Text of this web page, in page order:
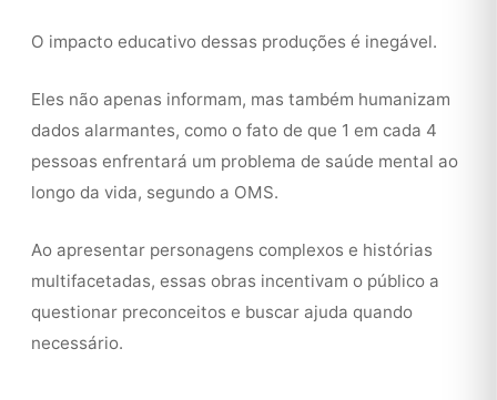
O impacto educativo dessas produções é inegável.
Eles não apenas informam, mas também humanizam
dados alarmantes, como o fato de que 1 em cada 4
pessoas enfrentará um problema de saúde mental ao
longo da vida, segundo a OMS.
Ao apresentar personagens complexos e histórias
multifacetadas, essas obras incentivam o público a
questionar preconceitos e buscar ajuda quando
necessário.